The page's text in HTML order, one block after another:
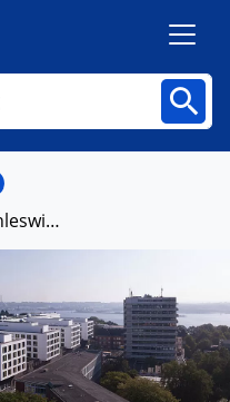
UNIVERSITÄTSKLINIKUM Schleswig-Holstein, Campus Kiel